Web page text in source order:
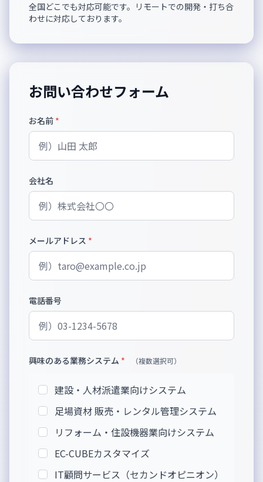
全国どこでも対応可能です。リモートでの開発・打ち合
わせに対応しております。
お問い合わせフォーム
お名前 *
会社名
メールアドレス *
電話番号
興味のある業務システム * （複数選択可）
建設・人材派遣業向けシステム
足場資材 販売・レンタル管理システム
リフォーム・住設機器業向けシステム
EC-CUBEカスタマイズ
IT顧問サービス（セカンドオピニオン）